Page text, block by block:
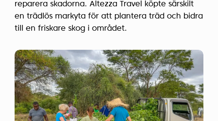
reparera skadorna. Altezza Travel köpte särskilt
en trädlös markyta för att plantera träd och bidra
till en friskare skog i området.